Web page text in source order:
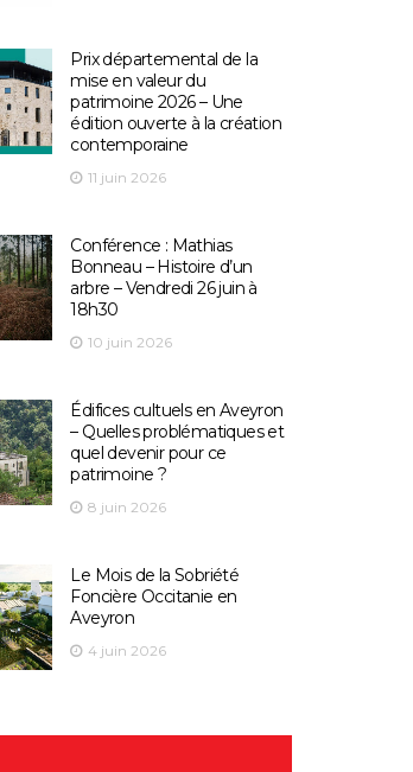
Prix départemental de la
mise en valeur du
patrimoine 2026 – Une
édition ouverte à la création
contemporaine
11 juin 2026
Conférence : Mathias
Bonneau – Histoire d’un
arbre – Vendredi 26 juin à
18h30
10 juin 2026
Édifices cultuels en Aveyron
– Quelles problématiques et
quel devenir pour ce
patrimoine ?
8 juin 2026
Le Mois de la Sobriété
Foncière Occitanie en
Aveyron
4 juin 2026